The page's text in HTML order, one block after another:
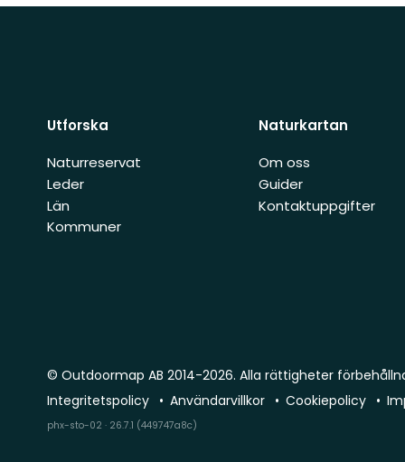
Utforska
Naturreservat
Leder
Län
Kommuner
Naturkartan
Om oss
Guider
Kontaktuppgifter
© Outdoormap AB 2014-2026. Alla rättigheter
Integritetspolicy
Användarvillkor Cookiepolicy
phx-sto-02 · 26.7.1 (449747a8c)